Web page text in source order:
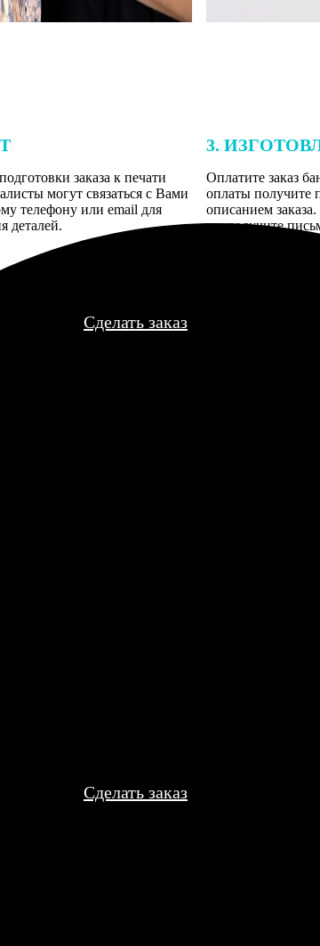
заказа к печати
могут связаться с Вами
телефону или email для
деталей.
3.
Оплатите заказ
оплаты получите
описанием
вы получите
Сделать заказ
были сняты на телефон, качество так себе.
и шумы стали очень заметны. Моя ошибка.
фото, поэтому изображение немного
Сделать заказ
преобразить ваши любимые фотографии в
для создания эксклюзивного панно или